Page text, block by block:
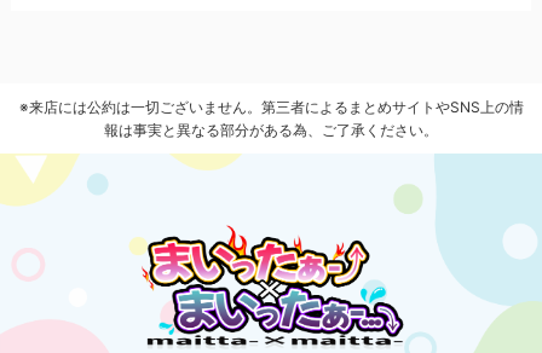
※来店には公約は一切ございません。第三者によるまとめサイトやSNS上の情
報は事実と異なる部分がある為、ご了承ください。